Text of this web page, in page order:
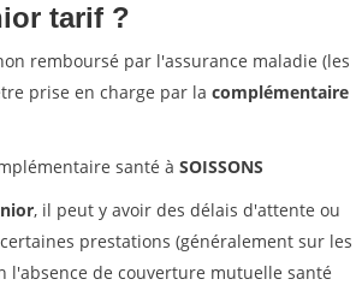
tarif ?
remboursé par l'assurance maladie (les
prise en charge par la complémentaire
santé à SOISSONS
, il peut y avoir des délais d'attente ou
prestations (généralement sur les
l'absence de couverture mutuelle santé